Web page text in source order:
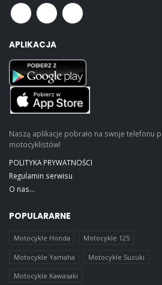
APLIKACJA
Naszą aplikacje pobrało na swoje telefonu
motocyklistów!
POLITYKA PRYWATNOŚCI
Regulamin serwisu
O nas...
POPULARARNE
Motocykle Honda Motocykle 125
Motocykle Yamaha Motocykle Suzuki
Motocykle Kawasaki